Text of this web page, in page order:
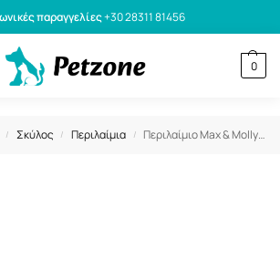
παραγγελίες+30 28311 81456
0
/ Σκύλος / Περιλαίμια / Περιλαίμιο Max & Molly Aloha Small 1,5×28-45cm